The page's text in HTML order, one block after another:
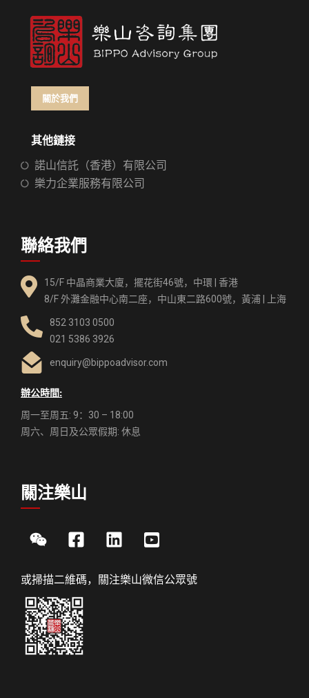
關於我們
其他鏈接
諾山信託（香港）有限公司
樂力企業服務有限公司
聯絡我們
15/F 中晶商業大廈，擺花街46號，中環 | 香港
8/F 外灘金融中心南二座，中山東二路600號，黃浦 | 上海
852 3103 0500
021 5386 3926
enquiry@bippoadvisor.com
辦公時間:
周一至周五: 9：30 – 18:00
周六、周日及公眾假期: 休息
關注樂山
或掃描二維碼，關注樂山微信公眾號